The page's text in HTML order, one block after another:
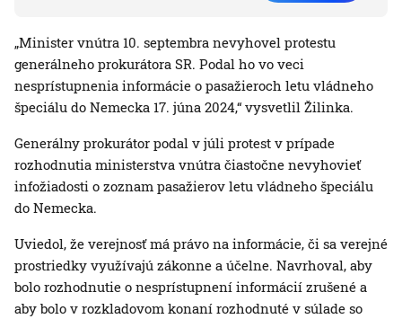
„Minister vnútra 10. septembra nevyhovel protestu
generálneho prokurátora SR. Podal ho vo veci
nesprístupnenia informácie o pasažieroch letu vládneho
špeciálu do Nemecka 17. júna 2024,“ vysvetlil Žilinka.
Generálny prokurátor podal v júli protest v prípade
rozhodnutia ministerstva vnútra čiastočne nevyhovieť
infožiadosti o zoznam pasažierov letu vládneho špeciálu
do Nemecka.
Uviedol, že verejnosť má právo na informácie, či sa verejné
prostriedky využívajú zákonne a účelne. Navrhoval, aby
bolo rozhodnutie o nesprístupnení informácií zrušené a
aby bolo v rozkladovom konaní rozhodnuté v súlade so